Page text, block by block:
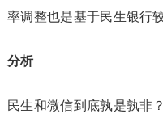
率调整也是基于民生银行
分析
民生和微信到底孰是孰非？